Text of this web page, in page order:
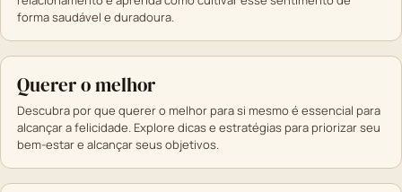
forma saudável e duradoura.
Querer o melhor
Descubra por que querer o melhor para si mesmo é essencial para
alcançar a felicidade. Explore dicas e estratégias para priorizar seu
bem-estar e alcançar seus objetivos.